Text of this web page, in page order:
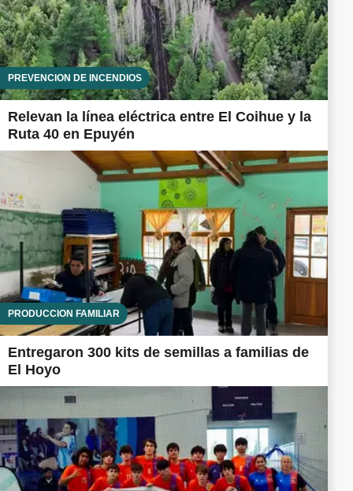
PREVENCIÓN DE INCENDIOS
Relevan la línea eléctrica entre El Coihue y la
Ruta 40 en Epuyén
PRODUCCIÓN FAMILIAR
Entregaron 300 kits de semillas a familias de
El Hoyo